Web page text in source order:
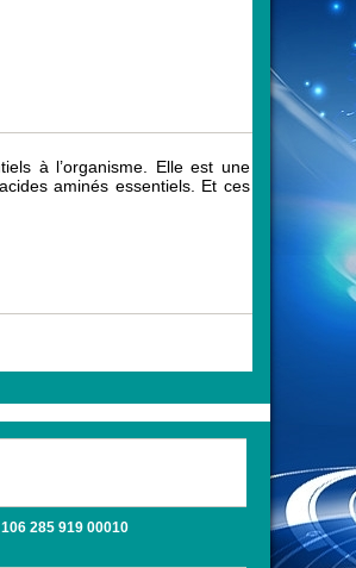
à l’organisme. Elle est une
aminés essentiels. Et ces
285 919 00010